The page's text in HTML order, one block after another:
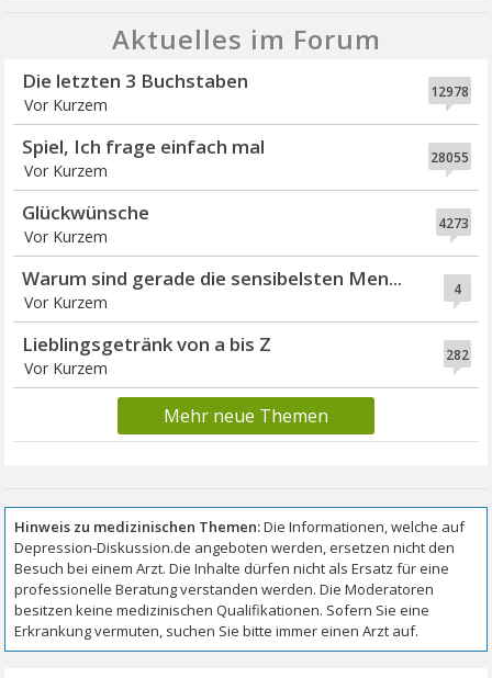
Aktuelles im Forum
12978
Die letzten 3 Buchstaben
Vor Kurzem
28055
Spiel, Ich frage einfach mal
Vor Kurzem
4273
Glückwünsche
Vor Kurzem
4
Warum sind gerade die sensibelsten Men...
Vor Kurzem
282
Lieblingsgetränk von a bis Z
Vor Kurzem
Mehr neue Themen